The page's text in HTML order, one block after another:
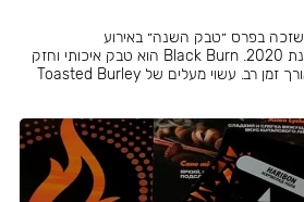
הליין החזק של חברת Burn שזכה בפרס ״טבק השנה״ באירוע
JohnCalliano Awards בשנת 2020. Black Burn הוא טבק איכותי וחזק
ששומר על הטעם והחוזק לאורך זמן רב. עשוי מעלים של Toasted Burley